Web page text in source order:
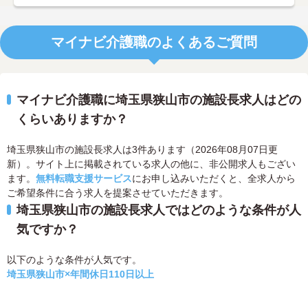
マイナビ介護職のよくあるご質問
マイナビ介護職に埼玉県狭山市の施設長求人はどの
くらいありますか？
埼玉県狭山市の施設長求人は3件あります（2026年08月07日更
新）。サイト上に掲載されている求人の他に、非公開求人もござい
ます。 無料転職支援サービスにお申し込みいただくと、全求人から
ご希望条件に合う求人を提案させていただきます。
埼玉県狭山市の施設長求人ではどのような条件が人
気ですか？
以下のような条件が人気です。
埼玉県狭山市×年間休日110日以上